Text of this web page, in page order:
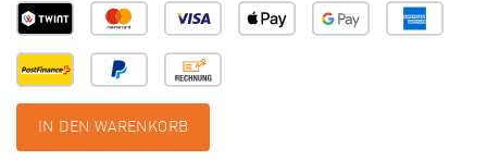
IN DEN WARENKORB